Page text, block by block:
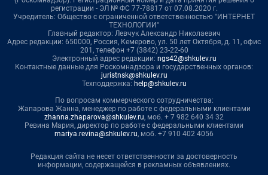
регистрации - ЭЛ № ФС 77-78817 от 07.08.2020 г.
Учредитель: Общество с ограниченной ответственностью "ИНТЕРНЕТ
ТЕХНОЛОГИИ"
Главный редактор: Левчук Александр Николаевич
Адрес редакции: 650000, Россия, Кемерово, ул. 50 лет Октября, д. 11, офис
201, телефон +7 (3842) 23-22-60
Электронный адрес редакции: ngs42@shkulev.ru
Контактные данные для Роскомнадзора и государственных органов:
juristnsk@shkulev.ru
Техподдержка: help@shkulev.ru
По вопросам коммерческого сотрудничества:
Жапарова Жанна, менеджер по работе с федеральными клиентами
zhanna.zhaparova@shkulev.ru, моб. + 7 982 640 34 32
Ревина Мария, директор по работе с федеральными клиентами
mariya.revina@shkulev.ru, моб. +7 910 402 4056
Редакция сайта не несет ответственности за достоверность
информации, содержащейся в рекламных объявлениях.